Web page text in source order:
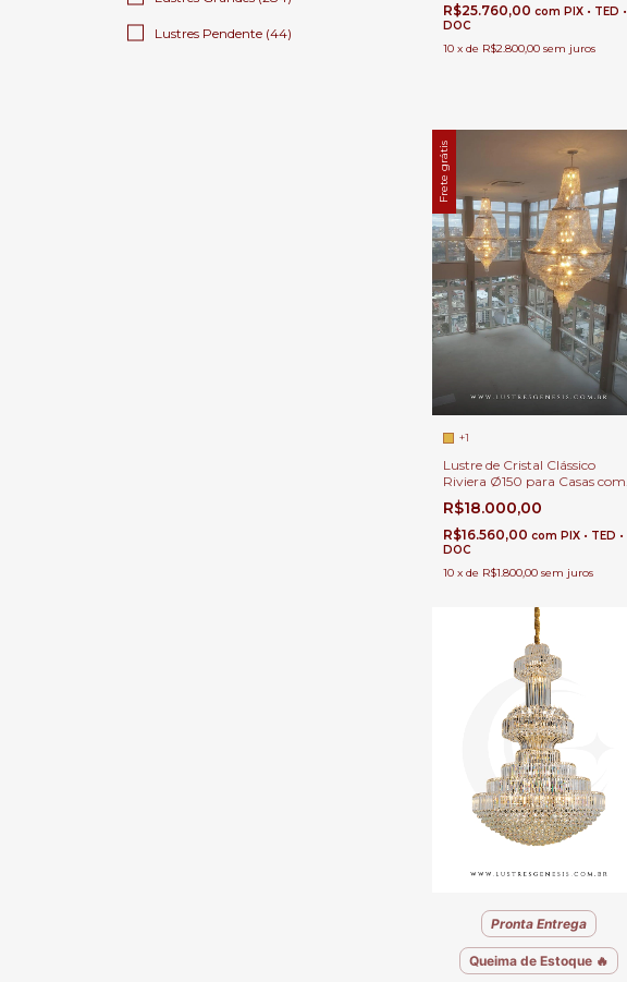
Lustres Pendente (44)
Duplo e Alto
R$25.760,00 com PIX • TED •
DOC
10 x de R$2.800,00 sem juros
Frete grátis
+1
Lustre de Cristal Clássico
Riviera Ø150 para Casas com
Pé Direito Duplo.
R$18.000,00
R$16.560,00 com PIX • TED •
DOC
10 x de R$1.800,00 sem juros
Pronta Entrega
Queima de Estoque 🔥